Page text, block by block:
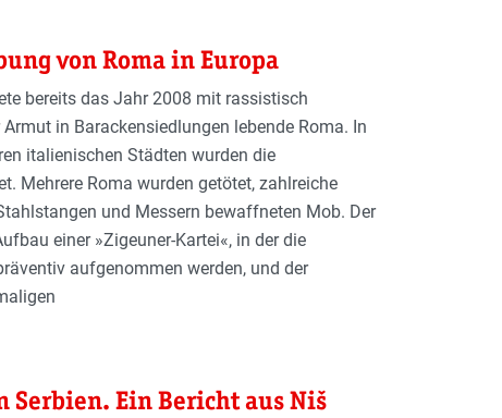
von Roma in Europa
bereits das Jahr 2008 mit rassistisch
in Barackensiedlungen lebende Roma. In
italienischen Städten wurden die
Mehrere Roma wurden getötet, zahlreiche
und Messern bewaffneten Mob. Der
einer »Zigeuner-Kartei«, in der die
aufgenommen werden, und der
Serbien. Ein Bericht aus Niš